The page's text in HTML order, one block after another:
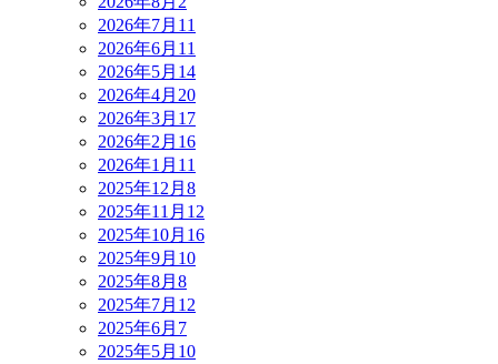
2026年7月 11
2026年6月 11
2026年5月 14
2026年4月 20
2026年3月 17
2026年2月 16
2026年1月 11
2025年12月 8
2025年11月 12
2025年10月 16
2025年9月 10
2025年8月 8
2025年7月 12
2025年6月 7
2025年5月 10